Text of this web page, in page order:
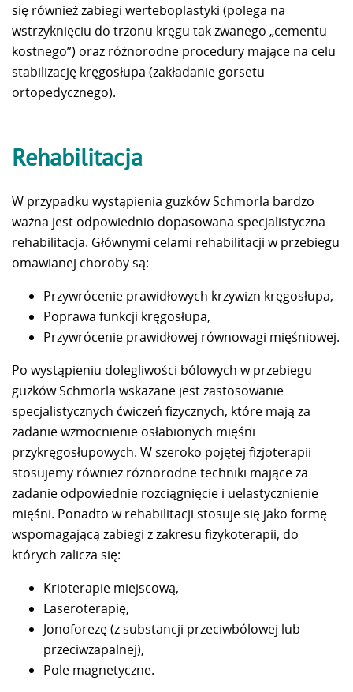
się również zabiegi werteboplastyki (polega na
wstrzyknięciu do trzonu kręgu tak zwanego „cementu
kostnego”) oraz różnorodne procedury mające na celu
stabilizację kręgosłupa (zakładanie gorsetu
ortopedycznego).
Rehabilitacja
W przypadku wystąpienia guzków Schmorla bardzo
ważna jest odpowiednio dopasowana specjalistyczna
rehabilitacja. Głównymi celami rehabilitacji w przebiegu
omawianej choroby są:
Przywrócenie prawidłowych krzywizn kręgosłupa,
Poprawa funkcji kręgosłupa,
Przywrócenie prawidłowej równowagi mięśniowej.
Po wystąpieniu dolegliwości bólowych w przebiegu
guzków Schmorla wskazane jest zastosowanie
specjalistycznych ćwiczeń fizycznych, które mają za
zadanie wzmocnienie osłabionych mięśni
przykręgosłupowych. W szeroko pojętej fizjoterapii
stosujemy również różnorodne techniki mające za
zadanie odpowiednie rozciągnięcie i uelastycznienie
mięśni. Ponadto w rehabilitacji stosuje się jako formę
wspomagającą zabiegi z zakresu fizykoterapii, do
których zalicza się:
Krioterapie miejscową,
Laseroterapię,
Jonoforezę (z substancji przeciwbólowej lub
przeciwzapalnej),
Pole magnetyczne.